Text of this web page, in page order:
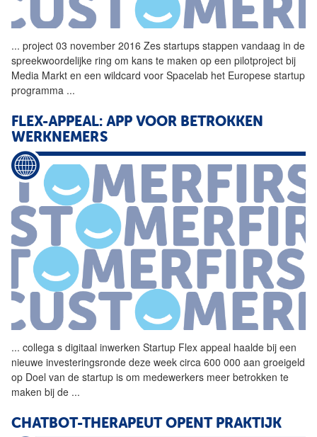
... project 03 november 2016 Zes startups stappen vandaag in de
spreekwoordelijke ring om kans te maken op een pilotproject bij
Media Markt en een wildcard voor Spacelab het Europese startup
programma ...
FLEX-APPEAL: APP VOOR BETROKKEN
WERKNEMERS
... collega s digitaal inwerken Startup Flex appeal haalde bij een
nieuwe investeringsronde deze week circa 600 000 aan groeigeld
op Doel van de startup is om medewerkers meer betrokken te
maken bij de ...
CHATBOT-THERAPEUT OPENT PRAKTIJK